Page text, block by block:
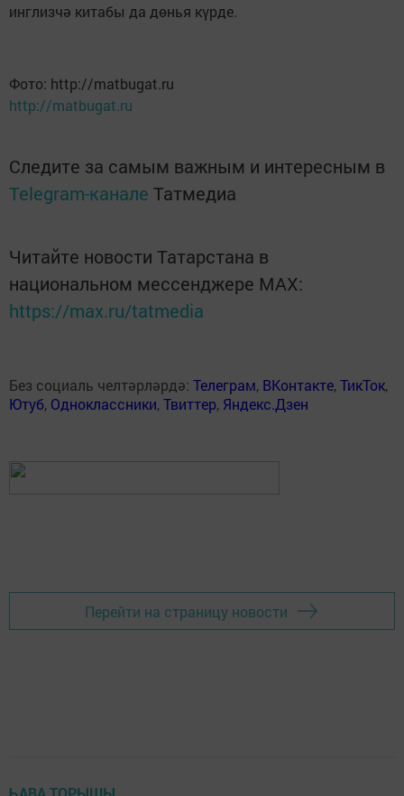
инглизчә китабы да дөнья күрде.
Фото: http://matbugat.ru
http://matbugat.ru
Следите за самым важным и интересным в
Telegram-канале Татмедиа
Читайте новости Татарстана в
национальном мессенджере MАХ:
https://max.ru/tatmedia
Без социаль челтәрләрдә: Телеграм, ВКонтакте,ТикТок,
Ютуб, Одноклассники,Твиттер, Яндекс.Дзен
Перейти на страницу новости